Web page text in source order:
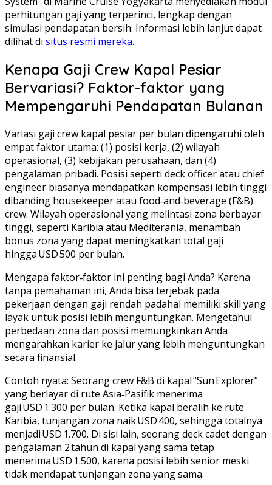
perhitungan gaji yang terperinci, lengkap dengan
simulasi pendapatan bersih. Informasi lebih lanjut dapat
dilihat di situs resmi mereka.
Kenapa Gaji Crew Kapal Pesiar
Bervariasi? Faktor-faktor yang
Mempengaruhi Pendapatan Bulanan
Variasi gaji crew kapal pesiar per bulan dipengaruhi oleh
empat faktor utama: (1) posisi kerja, (2) wilayah
operasional, (3) kebijakan perusahaan, dan (4)
pengalaman pribadi. Posisi seperti deck officer atau chief
engineer biasanya mendapatkan kompensasi lebih tinggi
dibanding housekeeper atau food‑and‑beverage (F&B)
crew. Wilayah operasional yang melintasi zona berbayar
tinggi, seperti Karibia atau Mediterania, menambah
bonus zona yang dapat meningkatkan total gaji
hingga USD 500 per bulan.
Mengapa faktor‑faktor ini penting bagi Anda? Karena
tanpa pemahaman ini, Anda bisa terjebak pada
pekerjaan dengan gaji rendah padahal memiliki skill yang
layak untuk posisi lebih menguntungkan. Mengetahui
perbedaan zona dan posisi memungkinkan Anda
mengarahkan karier ke jalur yang lebih menguntungkan
secara finansial.
Contoh nyata: Seorang crew F&B di kapal “Sun Explorer”
yang berlayar di rute Asia‑Pasifik menerima
gaji USD 1.300 per bulan. Ketika kapal beralih ke rute
Karibia, tunjangan zona naik USD 400, sehingga totalnya
menjadi USD 1.700. Di sisi lain, seorang deck cadet dengan
pengalaman 2 tahun di kapal yang sama tetap
menerima USD 1.500, karena posisi lebih senior meski
tidak mendapat tunjangan zona yang sama.